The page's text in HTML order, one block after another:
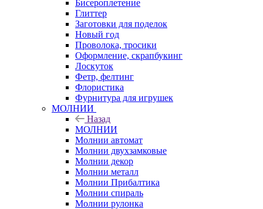
Бисероплетение
Глиттер
Заготовки для поделок
Новый год
Проволока, тросики
Оформление, скрапбукинг
Лоскуток
Фетр, фелтинг
Флористика
Фурнитура для игрушек
МОЛНИИ
Назад
МОЛНИИ
Молнии автомат
Молнии двухзамковые
Молнии декор
Молнии металл
Молнии Прибалтика
Молнии спираль
Молнии рулонка